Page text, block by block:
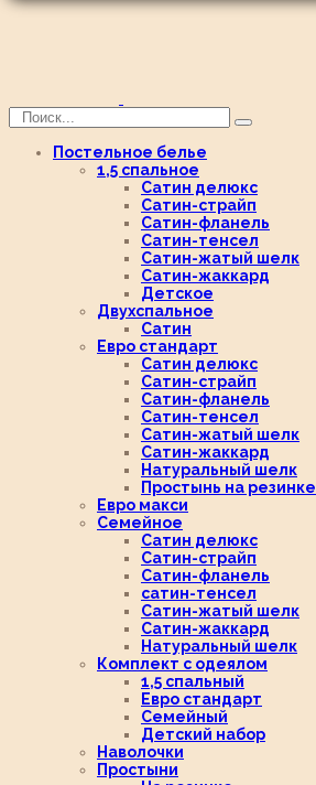
Постельное белье
1,5 спальное
Сатин делюкс
Сатин-страйп
Сатин-фланель
Сатин-тенсел
Сатин-жатый шелк
Сатин-жаккард
Детское
Двухспальное
Сатин
Евро стандарт
Сатин делюкс
Сатин-страйп
Сатин-фланель
Сатин-тенсел
Сатин-жатый шелк
Сатин-жаккард
Натуральный шелк
Простынь на резинке
Евро макси
Семейное
Сатин делюкс
Сатин-страйп
Сатин-фланель
сатин-тенсел
Сатин-жатый шелк
Сатин-жаккард
Натуральный шелк
Комплект с одеялом
1,5 спальный
Евро стандарт
Семейный
Детский набор
Наволочки
Простыни